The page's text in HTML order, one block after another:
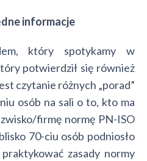
informacje
który spotykamy w
potwierdził się również
czytanie różnych „porad”
osób na sali o to, kto ma
firmę normę PN-ISO
70-ciu osób podniosło
zasady normy